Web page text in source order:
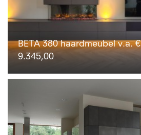
BETA 380 haardmeubel v.a. €
9.345,00